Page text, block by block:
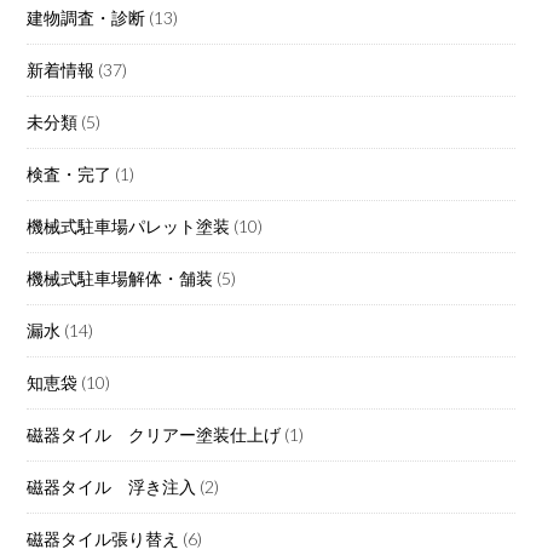
建物調査・診断 (13)
新着情報 (37)
未分類 (5)
検査・完了 (1)
機械式駐車場パレット塗装 (10)
機械式駐車場解体・舗装 (5)
漏水 (14)
知恵袋 (10)
磁器タイル クリアー塗装仕上げ (1)
磁器タイル 浮き注入 (2)
磁器タイル張り替え (6)